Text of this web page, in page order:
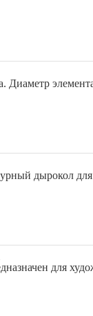
Диаметр
дырокол
для